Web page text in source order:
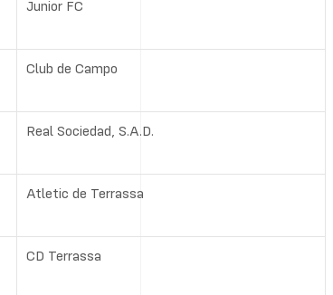
Junior FC
Club de Campo
Real Sociedad, S.A.D.
Atletic de Terrassa
CD Terrassa